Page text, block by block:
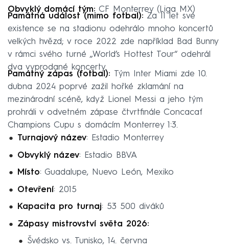
Obvyklý domácí tým: CF Monterrey (Liga MX)
Památná událost (mimo fotbal): Za 11 let své
existence se na stadionu odehrálo mnoho koncertů
velkých hvězd; v roce 2022 zde například Bad Bunny
v rámci svého turné „World’s Hottest Tour“ odehrál
dva vyprodané koncerty.
Památný zápas (fotbal): Tým
Inter Miami zde 10.
dubna 2024 poprvé zažil hořké zklamání na
mezinárodní scéně, když Lionel Messi a jeho tým
prohráli v odvetném zápase čtvrtfinále Concacaf
Champions Cupu s domácím Monterrey 1:3.
Turnajový název: Estadio Monterrey
Obvyklý název: Estadio BBVA
Místo: Guadalupe, Nuevo León, Mexiko
Otevření: 2015
Kapacita pro turnaj: 53 500 diváků
Zápasy mistrovství světa 2026:
Švédsko vs. Tunisko, 14. června